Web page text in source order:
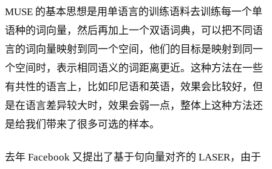
MUSE 的基本思想是用单语言的训练语料去训练每一个单
语种的词向量，然后再加上一个双语词典，可以把不同语
言的词向量映射到同一个空间，他们的目标是映射到同一
个空间时，表示相同语义的词距离更近。这种方法在一些
有共性的语言上，比如印尼语和英语，效果会比较好，但
是在语言差异较大时，效果会弱一点，整体上这种方法还
是给我们带来了很多可选的样本。
去年 Facebook 又提出了基于句向量对齐的 LASER，由于